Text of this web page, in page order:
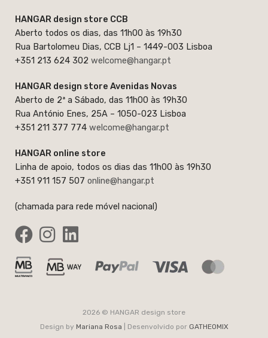
HANGAR design store CCB
Aberto todos os dias, das 11h00 às 19h30
Rua Bartolomeu Dias, CCB Lj1 – 1449-003 Lisboa
+351 213 624 302 welcome@hangar.pt
HANGAR design store Avenidas Novas
Aberto de 2ª a Sábado, das 11h00 às 19h30
Rua António Enes, 25A – 1050-023 Lisboa
+351 211 377 774 welcome@hangar.pt
HANGAR online store
Linha de apoio, todos os dias das 11h00 às 19h30
+351 911 157 507 online@hangar.pt
(chamada para rede móvel nacional)
2026 © HANGAR design store
Design by Mariana Rosa | Desenvolvido por GATHEOMIX